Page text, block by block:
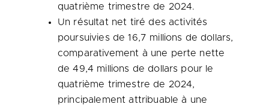
quatrième trimestre de 2024.
Un résultat net tiré des activités
poursuivies de 16,7 millions de dollars,
comparativement à une perte nette
de 49,4 millions de dollars pour le
quatrième trimestre de 2024,
principalement attribuable à une